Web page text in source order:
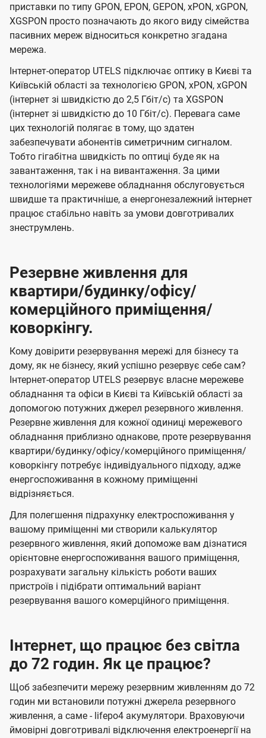
приставки по типу GPON, EPON, GEPON, xPON, xGPON,
XGSPON просто позначають до якого виду сімейства
пасивних мереж відноситься конкретно згадана
мережа.
Інтернет-оператор UTELS підключає оптику в Києві та
Київській області за технологією GPON, xPON, xGPON
(інтернет зі швидкістю до 2,5 Гбіт/с) та XGSPON
(інтернет зі швидкістю до 10 Гбіт/с). Перевага саме
цих технологій полягає в тому, що здатен
забезпечувати абонентів симетричним сигналом.
Тобто гігабітна швидкість по оптиці буде як на
завантаження, так і на вивантаження. За цими
технологіями мережеве обладнання обслуговується
швидше та практичніше, а енергонезалежний інтернет
працює стабільно навіть за умови довготривалих
знеструмлень.
Резервне живлення для
квартири/будинку/офісу/
комерційного приміщення/
коворкінгу.
Кому довірити резервування мережі для бізнесу та
дому, як не бізнесу, який успішно резервує себе сам?
Інтернет-оператор UTELS резервує власне мережеве
обладнання та офіси в Києві та Київській області за
допомогою потужних джерел резервного живлення.
Резервне живлення для кожної одиниці мережевого
обладнання приблизно однакове, проте резервування
квартири/будинку/офісу/комерційного приміщення/
коворкінгу потребує індивідуального підходу, адже
енергоспоживання в кожному приміщенні
відрізняється.
Для полегшення підрахунку електроспоживання у
вашому приміщенні ми створили калькулятор
резервного живлення, який допоможе вам дізнатися
орієнтовне енергоспоживання вашого приміщення,
розрахувати загальну кількість роботи ваших
пристроїв і підібрати оптимальний варіант
резервування вашого комерційного приміщення.
Інтернет, що працює без світла
до 72 годин. Як це працює?
Щоб забезпечити мережу резервним живленням до 72
годин ми встановили потужні джерела резервного
живлення, а саме - lifepo4 акумулятори. Враховуючи
ймовірні довготривалі відключення електроенергії на